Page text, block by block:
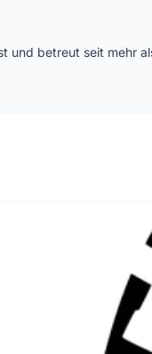
und betreut seit mehr